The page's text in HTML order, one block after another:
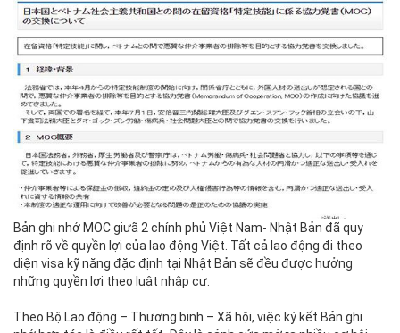
Bản ghi nhớ MOC giưã 2 chính phủ Việt Nam- Nhật Bản đã quy
định rõ về quyền lợi của lao động Việt. Tất cả lao động đi theo
diện visa kỹ năng đặc định tại Nhật Bản sẽ đều được hưởng
những quyền lợi theo luật nhập cư.
Theo Bộ Lao động – Thương binh – Xã hội, việc ký kết Bản ghi